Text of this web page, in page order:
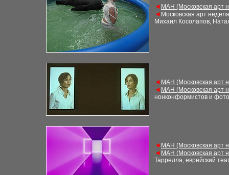
◄ МАН (Московская арт
◄ Московская арт неделя
Михаил Косолапов,
◄ МАН (Московская арт
◄ МАН (Московская арт
нонконформистов и
◄ МАН (Московская арт
◄ МАН (Московская арт
Таррелла, еврейский